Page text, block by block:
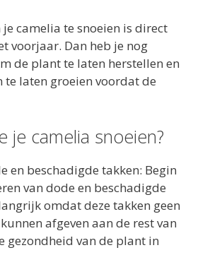
camelia te snoeien is direct
voorjaar. Dan heb je nog
de plant te laten herstellen en
te laten groeien voordat de
je camelia snoeien?
en beschadigde takken: Begin
van dode en beschadigde
omdat deze takken geen
afgeven aan de rest van
gezondheid van de plant in